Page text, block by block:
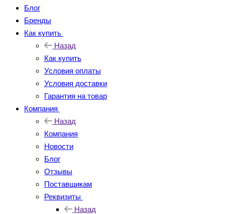
Блог
Бренды
Как купить
Назад
Как купить
Условия оплаты
Условия доставки
Гарантия на товар
Компания
Назад
Компания
Новости
Блог
Отзывы
Поставщикам
Реквизиты
Назад